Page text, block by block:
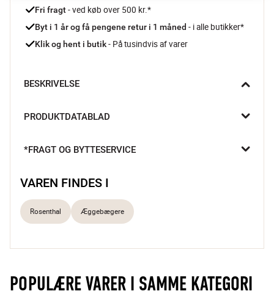
Fri fragt - ved køb over 500 kr.*
Byt i 1 år og få pengene retur i 1 måned - i alle butikker*
Klik og hent i butik - På tusindvis af varer
BESKRIVELSE
æggebægeret fra Rosenthal. Dette smukke runde æggebæger
PRODUKTDATABLAD
*FRAGT OG BYTTESERVICE
VAREN FINDES I
Rosenthal Æggebægere
POPULÆRE VARER I SAMME KATEGORI